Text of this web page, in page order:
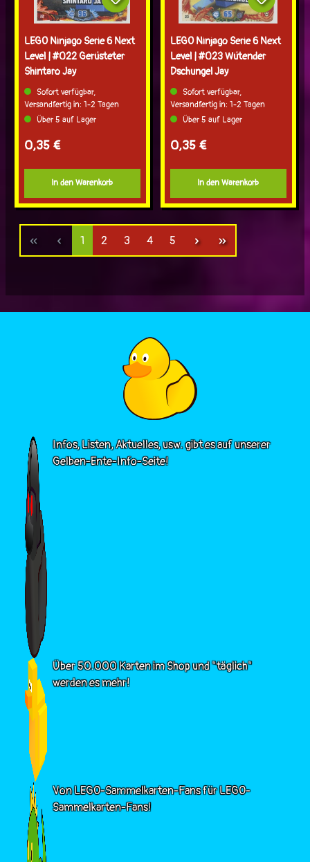
LEGO Ninjago Serie 6 Next
Level | #022 Gerüsteter
Shintaro Jay
Sofort verfügbar,
Versandfertig in: 1-2 Tagen
Über 5 auf Lager
Regulärer Preis:
0,35 €
In den Warenkorb
LEGO Ninjago Serie 6 Next
Level | #023 Wütender
Dschungel Jay
Sofort verfügbar,
Versandfertig in: 1-2 Tagen
Über 5 auf Lager
Regulärer Preis:
0,35 €
In den Warenkorb
Seite
1 Seite
2 Seite
3 Seite
4 Seite
5
Infos, Listen, Aktuelles, usw. gibt es auf unserer
Gelben-Ente-Info-Seite!
Über 50.000 Karten im Shop und "täglich"
werden es mehr!
Von LEGO-Sammelkarten-Fans für LEGO-
Sammelkarten-Fans!